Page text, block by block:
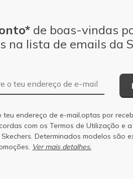
de boas-vindas
na lista de emails da
de e-mail
endereço de e-mail,optas por
com os Termos de Utilização e a
Determinados modelos são
Ver mais detalhes.